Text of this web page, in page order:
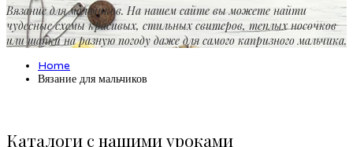
Вязание для мальчиков. На нашем сайте вы можете найти
чудесные схемы красивых, стильных свитеров, теплых носочков
или шапки на разную погоду даже для самого капризного мальчика.
Home
Вязание для мальчиков
Каталоги с нашими уроками